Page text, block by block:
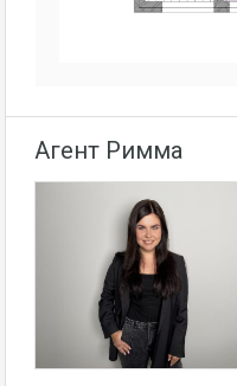
Агент Римма